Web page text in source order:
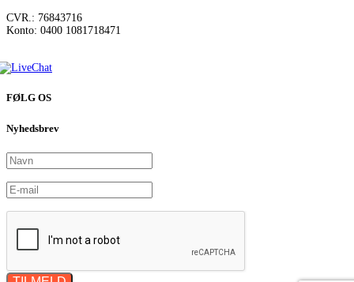
CVR.: 76843716
Konto: 0400 1081718471
FØLG OS
Nyhedsbrev